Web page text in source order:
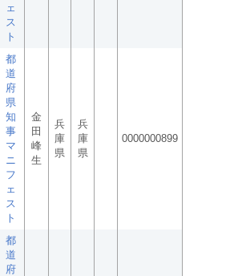
ェ
ス
ト
都
道
府
県
知
事
マ
ニ
フ
ェ
ス
ト
金
田
峰
生
兵
庫
県
兵
庫
県
0000000899
都
道
府